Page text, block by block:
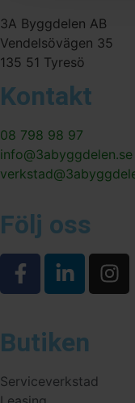
3A Byggdelen AB
Vendelsövägen 35
135 51 Tyresö
Kontakt
08 798 98 97
info@3abyggdelen.se
Följ oss
Butiken
Serviceverkstad